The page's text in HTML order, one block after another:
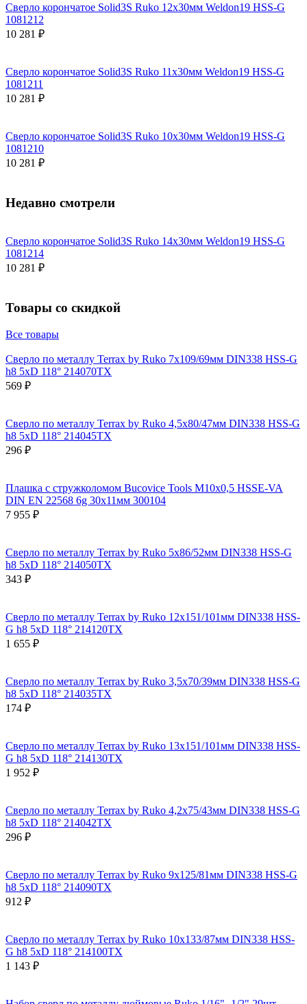
Сверло корончатое Solid3S Ruko 12x30мм Weldon19 HSS-G
1081212
10 281 ₽
Сверло корончатое Solid3S Ruko 11x30мм Weldon19 HSS-G
1081211
10 281 ₽
Сверло корончатое Solid3S Ruko 10x30мм Weldon19 HSS-G
1081210
10 281 ₽
Недавно смотрели
Сверло корончатое Solid3S Ruko 14x30мм Weldon19 HSS-G
1081214
10 281 ₽
Товары со скидкой
Все товары
Сверло по металлу Terrax by Ruko 7x109/69мм DIN338 HSS-G
h8 5xD 118° 214070TX
569 ₽
Сверло по металлу Terrax by Ruko 4,5x80/47мм DIN338 HSS-G
h8 5xD 118° 214045TX
296 ₽
Плашка с стружколомом Bucovice Tools М10х0,5 HSSE-VA
DIN EN 22568 6g 30х11мм 300104
7 955 ₽
Сверло по металлу Terrax by Ruko 5x86/52мм DIN338 HSS-G
h8 5xD 118° 214050TX
343 ₽
Сверло по металлу Terrax by Ruko 12x151/101мм DIN338 HSS-
G h8 5xD 118° 214120TX
1 655 ₽
Сверло по металлу Terrax by Ruko 3,5x70/39мм DIN338 HSS-G
h8 5xD 118° 214035TX
174 ₽
Сверло по металлу Terrax by Ruko 13x151/101мм DIN338 HSS-
G h8 5xD 118° 214130TX
1 952 ₽
Сверло по металлу Terrax by Ruko 4,2x75/43мм DIN338 HSS-G
h8 5xD 118° 214042TX
296 ₽
Сверло по металлу Terrax by Ruko 9x125/81мм DIN338 HSS-G
h8 5xD 118° 214090TX
912 ₽
Сверло по металлу Terrax by Ruko 10x133/87мм DIN338 HSS-
G h8 5xD 118° 214100TX
1 143 ₽